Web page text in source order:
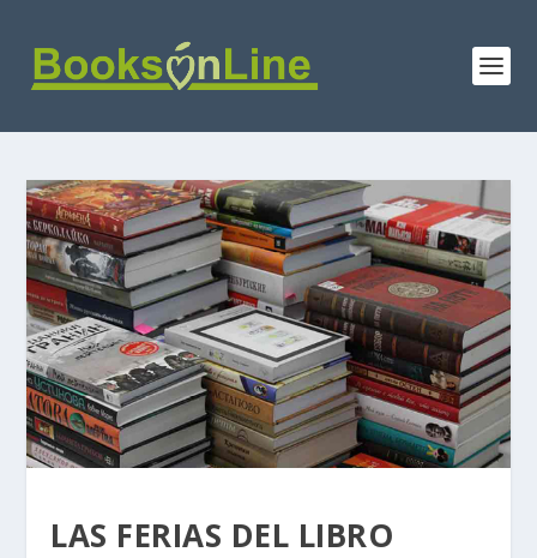
LAS FERIAS DEL LIBRO